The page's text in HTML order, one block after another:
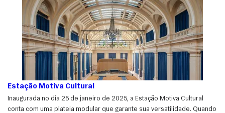
Estação Motiva Cultural
Inaugurada no dia 25 de janeiro de 2025, a Estação Motiva Cultural
conta com uma plateia modular que garante sua versatilidade. Quando